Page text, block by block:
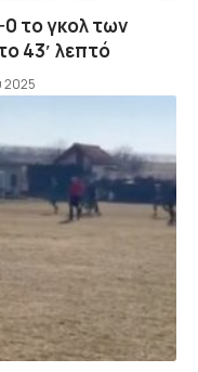
το γκολ των
43′ λεπτό
2025